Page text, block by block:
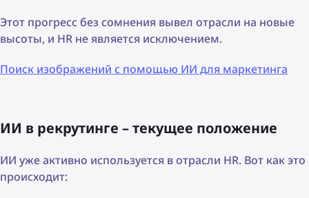
Этот прогресс без сомнения вывел отрасли на новые
высоты, и HR не является исключением.
Поиск изображений с помощью ИИ для маркетинга
ИИ в рекрутинге – текущее положение
ИИ уже активно используется в отрасли HR. Вот как это
происходит: